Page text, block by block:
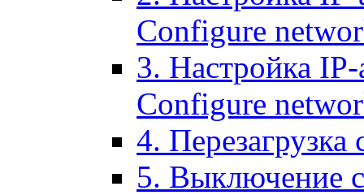
Configure
3. Настройка
Configure
4. Перезагрузка
5. Выключение